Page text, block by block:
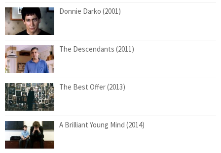
Donnie Darko (2001)
The Descendants (2011)
The Best Offer (2013)
A Brilliant Young Mind (2014)